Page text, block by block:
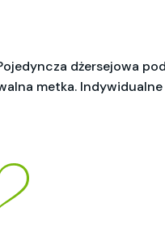
dżersejowa
metka.